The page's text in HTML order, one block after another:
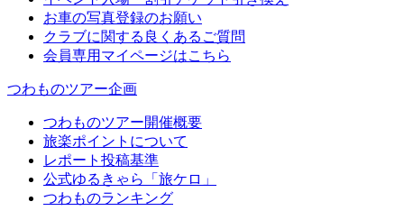
お車の写真登録のお願い
クラブに関する良くあるご質問
会員専用マイページはこちら
つわものツアー企画
つわものツアー開催概要
旅楽ポイントについて
レポート投稿基準
公式ゆるきゃら「旅ケロ」
つわものランキング